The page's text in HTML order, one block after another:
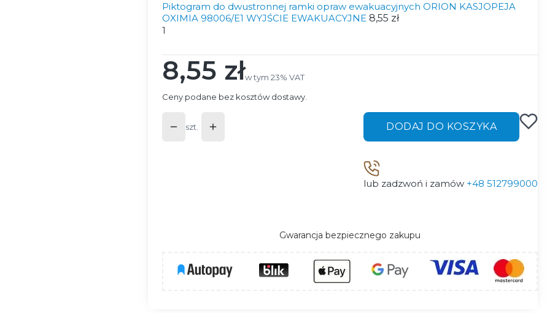
Piktogram do dwustronnej ramki opraw ewakuacyjnych ORION KASJOPEJA
OXIMIA 98006/E1 WYJŚCIE EWAKUACYJNE 8,55 zł
1
Cena
8,55 złw tym 23% VAT
w tym 23% VAT
Ceny podane bez kosztów dostawy.
szt. DODAJ DO KOSZYKA
lub zadzwoń i zamów +48 512799000
Gwarancja bezpiecznego zakupu